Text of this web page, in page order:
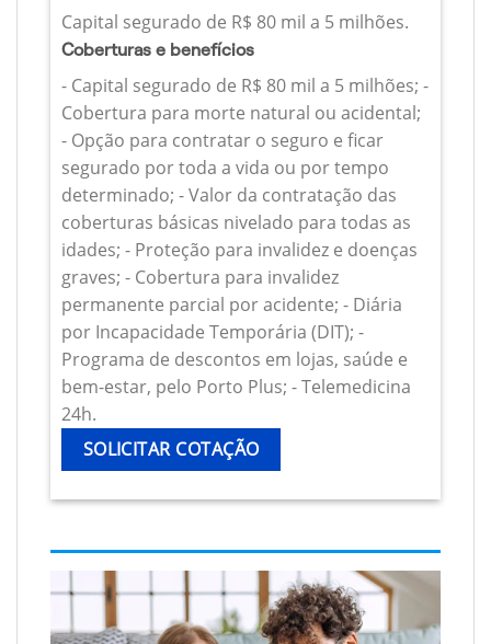
Capital segurado de R$ 80 mil a 5 milhões.
Coberturas e benefícios
- Capital segurado de R$ 80 mil a 5 milhões; -
Cobertura para morte natural ou acidental;
- Opção para contratar o seguro e ficar
segurado por toda a vida ou por tempo
determinado; - Valor da contratação das
coberturas básicas nivelado para todas as
idades; - Proteção para invalidez e doenças
graves; - Cobertura para invalidez
permanente parcial por acidente; - Diária
por Incapacidade Temporária (DIT); -
Programa de descontos em lojas, saúde e
bem-estar, pelo Porto Plus; - Telemedicina
24h.
SOLICITAR COTAÇÃO